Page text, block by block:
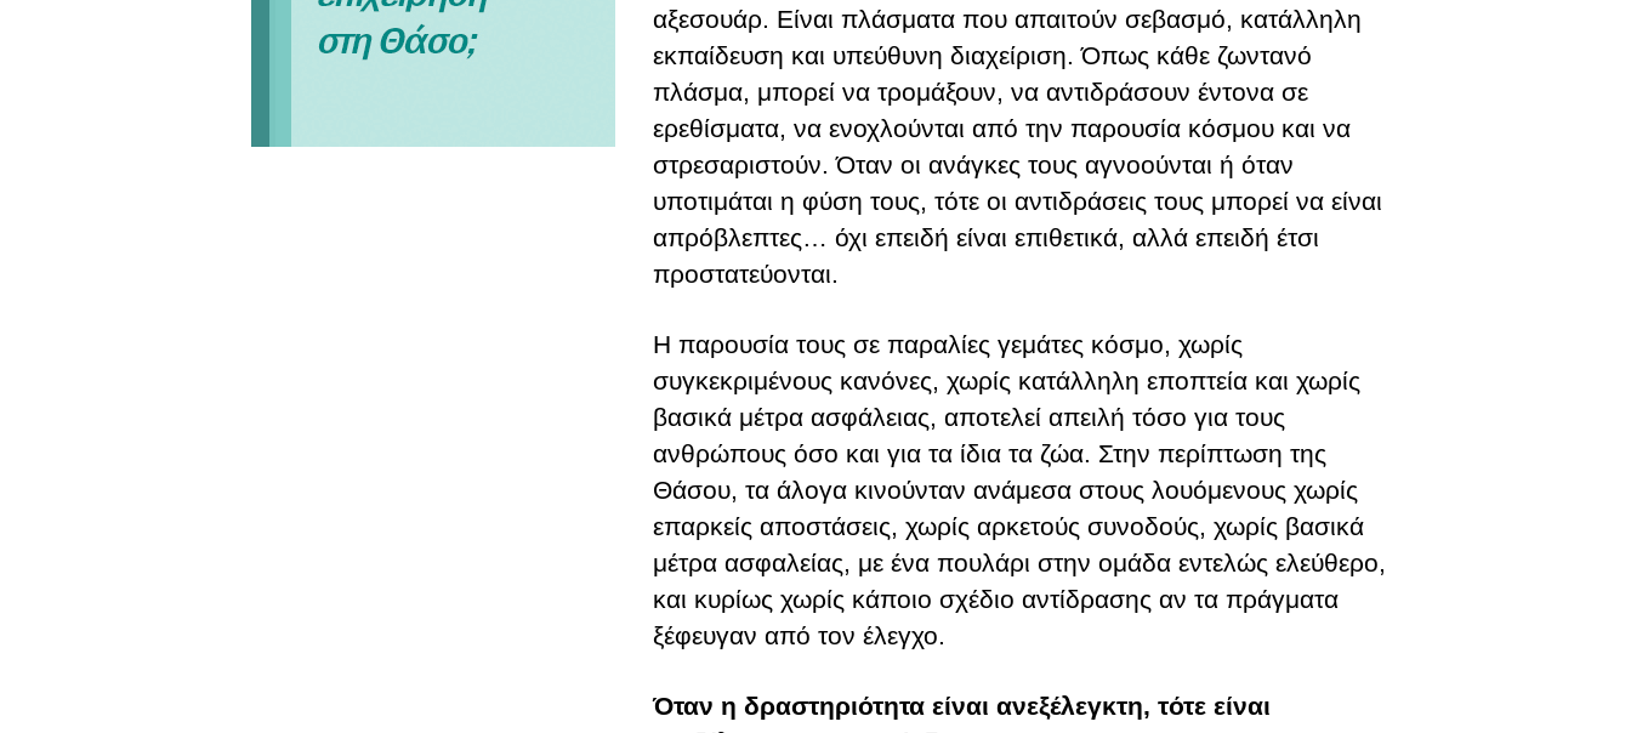
αξεσουάρ. Είναι πλάσματα που απαιτούν σεβασμό, κατάλληλη
εκπαίδευση και υπεύθυνη διαχείριση. Όπως κάθε ζωντανό
πλάσμα, μπορεί να τρομάξουν, να αντιδράσουν έντονα σε
ερεθίσματα, να ενοχλούνται από την παρουσία κόσμου και να
στρεσαριστούν. Όταν οι ανάγκες τους αγνοούνται ή όταν
υποτιμάται η φύση τους, τότε οι αντιδράσεις τους μπορεί να είναι
απρόβλεπτες… όχι επειδή είναι επιθετικά, αλλά επειδή έτσι
προστατεύονται.
Η παρουσία τους σε παραλίες γεμάτες κόσμο, χωρίς
συγκεκριμένους κανόνες, χωρίς κατάλληλη εποπτεία και χωρίς
βασικά μέτρα ασφάλειας, αποτελεί απειλή τόσο για τους
ανθρώπους όσο και για τα ίδια τα ζώα. Στην περίπτωση της
Θάσου, τα άλογα κινούνταν ανάμεσα στους λουόμενους χωρίς
επαρκείς αποστάσεις, χωρίς αρκετούς συνοδούς, χωρίς βασικά
μέτρα ασφαλείας, με ένα πουλάρι στην ομάδα εντελώς ελεύθερο,
και κυρίως χωρίς κάποιο σχέδιο αντίδρασης αν τα πράγματα
ξέφευγαν από τον έλεγχο.
Όταν η δραστηριότητα είναι ανεξέλεγκτη, τότε είναι